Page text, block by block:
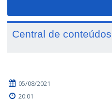
Central de
05/08/2021
20:01